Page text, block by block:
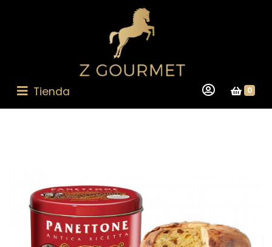
Tienda 0